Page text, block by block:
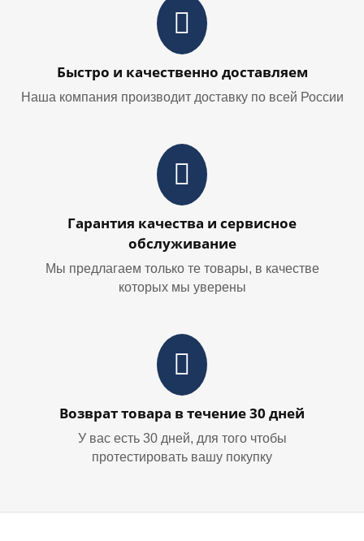
Быстро и качественно доставляем
Наша компания производит доставку по всей России
Гарантия качества и сервисное
обслуживание
Мы предлагаем только те товары, в качестве
которых мы уверены
Возврат товара в течение 30 дней
У вас есть 30 дней, для того чтобы
протестировать вашу покупку